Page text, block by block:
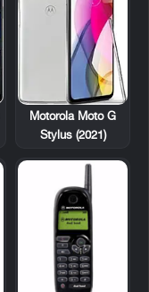
Motorola Moto G
Stylus (2021)